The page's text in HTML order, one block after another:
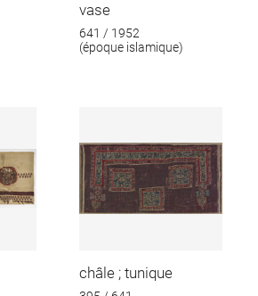
vase
641 / 1952
(époque islamique)
châle ; tunique